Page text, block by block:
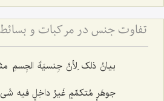
بیانُ ذلک لِأنَّ جِنسیَةَ الجِسمِ
جوهَرٍ مُتکمِّمٍ غَیرُ داخِلٍ فیه شَی‌ءٌ